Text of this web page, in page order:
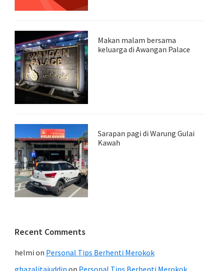
Makan malam bersama
keluarga di Awangan Palace
Sarapan pagi di Warung Gulai
Kawah
Recent Comments
helmi on Personal Tips Berhenti Merokok
ghazalitajuddin on Personal Tips Berhenti Merokok